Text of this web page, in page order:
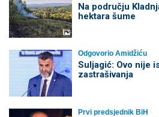
Na području
hektara šume
Odgovorio Amidžiću
Suljagić: Ovo nije
zastrašivanja
Prvi predsjednik BiH